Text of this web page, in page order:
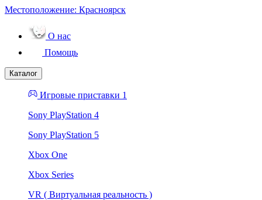
Местоположение: Красноярск
О нас
Помощь
Каталог
Игровые приставки 1
Sony PlayStation 4
Sony PlayStation 5
Xbox One
Xbox Series
VR ( Виртуальная реальность )